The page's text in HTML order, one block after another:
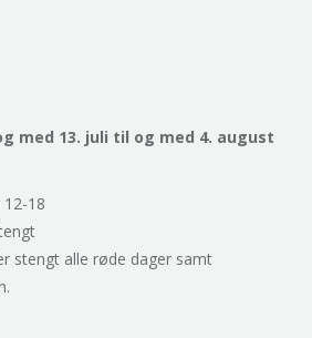
med 13. juli til og med 4. august
18
stengt alle røde dager samt